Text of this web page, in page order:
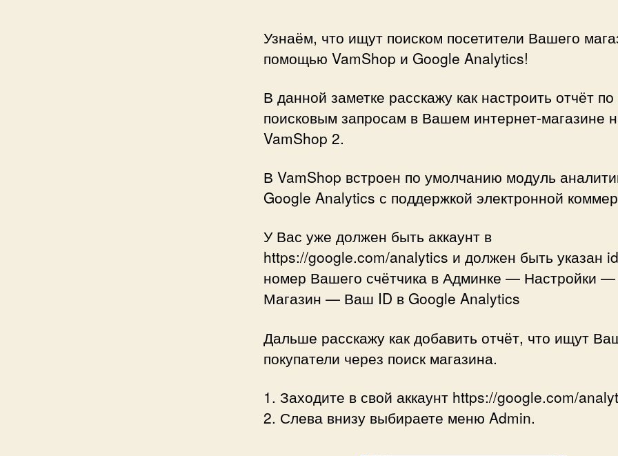
и
Узнаём, что ищут поиском посетители Вашего
помощью VamShop и Google Analytics!
В данной заметке расскажу как настроить отчёт по
поисковым запросам в Вашем интернет-магазине
VamShop 2.
В VamShop встроен по умолчанию модуль
Google Analytics с поддержкой электронной
У Вас уже должен быть аккаунт в
https://google.com/analytics и должен быть указан id
номер Вашего счётчика в Админке — Настройки —
Магазин — Ваш ID в Google Analytics
Дальше расскажу как добавить отчёт, что ищут
покупатели через поиск магазина.
1. Заходите в свой аккаунт https://google.com/
2. Слева внизу выбираете меню Admin.